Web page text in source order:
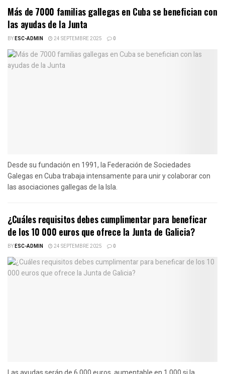
Más de 7000 familias gallegas en Cuba se benefician con
las ayudas de la Junta
BYESC-ADMIN 24 SEPTEMBRE 2025 0
Desde su fundación en 1991, la Federación de Sociedades
Galegas en Cuba trabaja intensamente para unir y colaborar con
las asociaciones gallegas de la Isla.
¿Cuáles requisitos debes cumplimentar para beneficar
de los 10 000 euros que ofrece la Junta de Galicia?
BYESC-ADMIN 24 SEPTEMBRE 2025 0